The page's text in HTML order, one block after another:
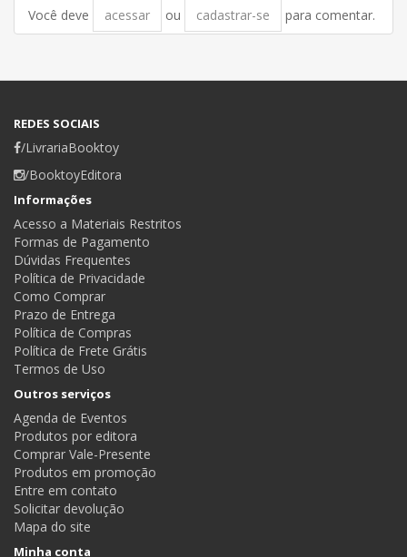
Você deve acessar ou cadastrar-se para comentar.
REDES SOCIAIS
/LivrariaBooktoy
/BooktoyEditora
Informações
Acesso a Materiais Restritos
Formas de Pagamento
Dúvidas Frequentes
Política de Privacidade
Como Comprar
Prazo de Entrega
Política de Compras
Política de Frete Grátis
Termos de Uso
Outros serviços
Agenda de Eventos
Produtos por editora
Comprar Vale-Presente
Produtos em promoção
Entre em contato
Solicitar devolução
Mapa do site
Minha conta